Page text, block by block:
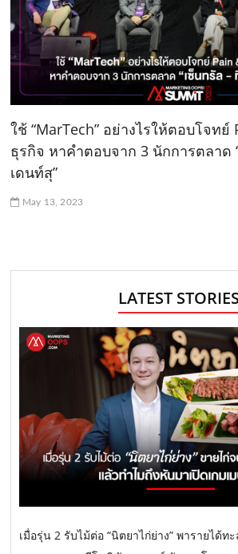
ใช้ “MarTech” อย่างไรให้ตอบโจทย์
ธุรกิจ หาคำตอบจาก 3 นักการตลาด
เดนท์สุ”
May 13, 2023
LATEST STORIES
เมื่อรุ่น 2 รับไม้ต่อ “นิตยาไก่ย่าง” พารายได้ท